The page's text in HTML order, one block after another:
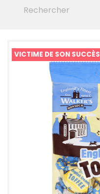
VICTIME DE SON SUCCÈS